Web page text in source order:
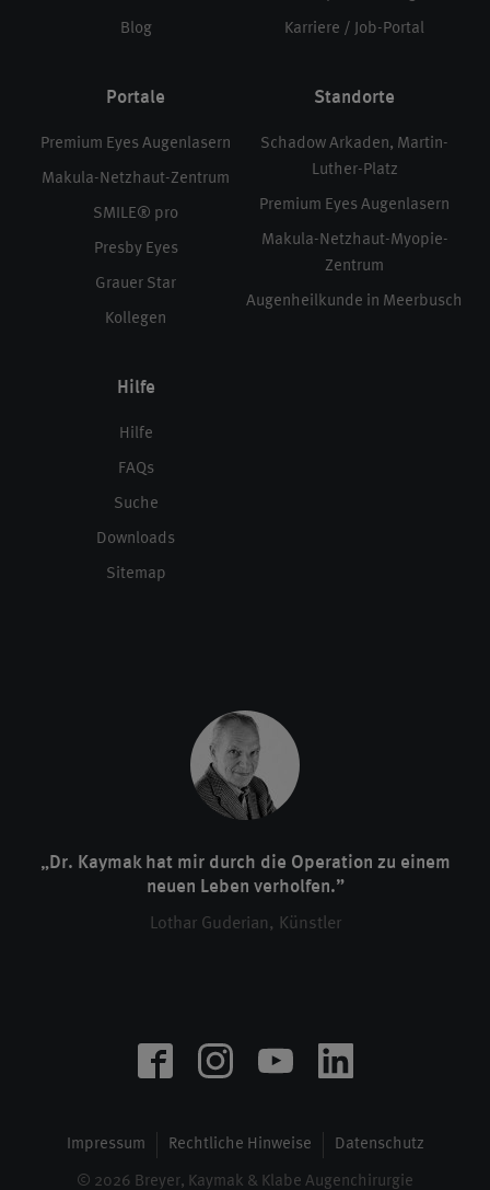
Blog Karriere / Job-Portal
Portale
Premium Eyes Augenlasern
Makula-Netzhaut-Zentrum
SMILE® pro
Presby Eyes
Grauer Star
Kollegen
Standorte
Schadow Arkaden, Martin-
Luther-Platz
Premium Eyes Augenlasern
Makula-Netzhaut-Myopie-
Zentrum
Augenheilkunde in Meerbusch
Hilfe
Hilfe
FAQs
Suche
Downloads
Sitemap
„Dr. Kaymak hat mir durch die Operation zu einem
neuen Leben verholfen.”
Lothar Guderian, Künstler
Impressum Rechtliche Hinweise Datenschutz
© 2026 Breyer, Kaymak & Klabe Augenchirurgie